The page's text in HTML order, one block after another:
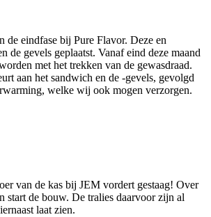
de eindfase bij Pure Flavor. Deze en
de gevels geplaatst. Vanaf eind deze maand
met het trekken van de gewasdraad.
aan het sandwich en de -gevels, gevolgd
welke wij ook mogen verzorgen.
van de kas bij JEM vordert gestaag! Over
start de bouw. De tralies daarvoor zijn al
laat zien.